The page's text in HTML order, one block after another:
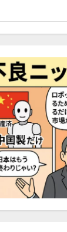
2026/08/07/
「TinhVan
務提携
2026/08/06/
【開催報告】
ォーム「TAIZA
スに関する記
2026/08/07/
lmessage、
し、AIから設